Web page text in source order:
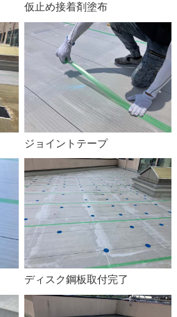
仮止め接着剤塗布
ジョイントテープ
ディスク鋼板取付完了